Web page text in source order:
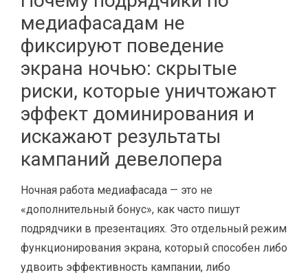
медиафасадам не
фиксируют поведение
экрана ночью: скрытые
риски, которые уничтожают
эффект доминирования и
искажают результаты
кампаний девелопера
Ночная работа медиафасада — это не
«дополнительный бонус», как часто пишут
подрядчики в презентациях. Это отдельный режим
функционирования экрана, который способен либо
удвоить эффективность кампании, либо